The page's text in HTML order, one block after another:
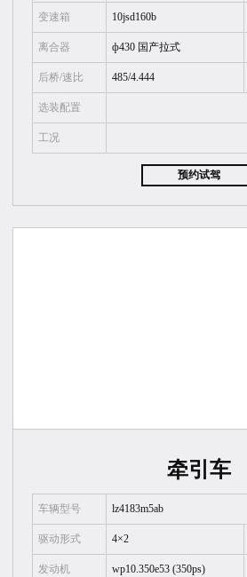
变速箱 10jsd160b
离合器 ф430 国产拉式
后桥/速比 485/4.444
选装配置
工况
预约试驾
牵引车
车辆型号 lz4183m5ab
驱动形式 4×2
发动机 wp10.350e53 (350ps)